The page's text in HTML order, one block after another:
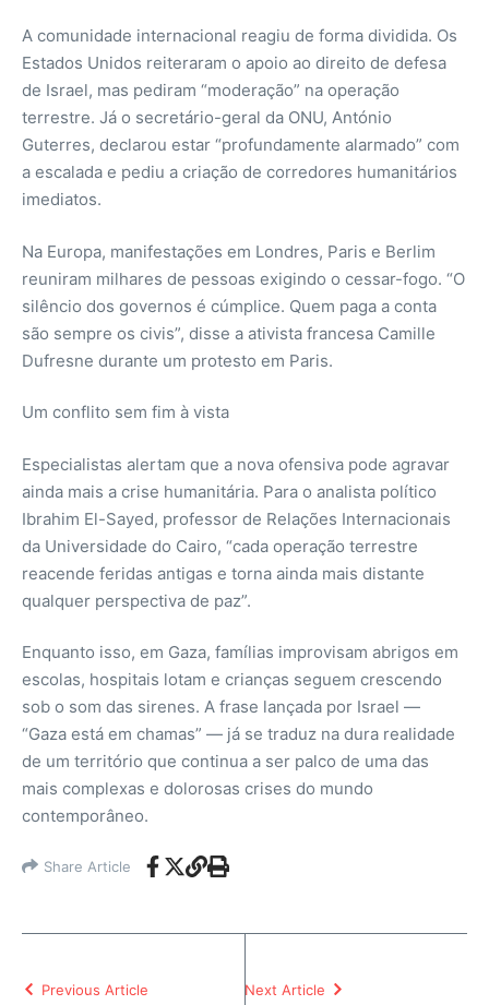
A comunidade internacional reagiu de forma dividida. Os
Estados Unidos reiteraram o apoio ao direito de defesa
de Israel, mas pediram “moderação” na operação
terrestre. Já o secretário-geral da ONU, António
Guterres, declarou estar “profundamente alarmado” com
a escalada e pediu a criação de corredores humanitários
imediatos.
Na Europa, manifestações em Londres, Paris e Berlim
reuniram milhares de pessoas exigindo o cessar-fogo. “O
silêncio dos governos é cúmplice. Quem paga a conta
são sempre os civis”, disse a ativista francesa Camille
Dufresne durante um protesto em Paris.
Um conflito sem fim à vista
Especialistas alertam que a nova ofensiva pode agravar
ainda mais a crise humanitária. Para o analista político
Ibrahim El-Sayed, professor de Relações Internacionais
da Universidade do Cairo, “cada operação terrestre
reacende feridas antigas e torna ainda mais distante
qualquer perspectiva de paz”.
Enquanto isso, em Gaza, famílias improvisam abrigos em
escolas, hospitais lotam e crianças seguem crescendo
sob o som das sirenes. A frase lançada por Israel —
“Gaza está em chamas” — já se traduz na dura realidade
de um território que continua a ser palco de uma das
mais complexas e dolorosas crises do mundo
contemporâneo.
Share Article
Previous Article Next Article